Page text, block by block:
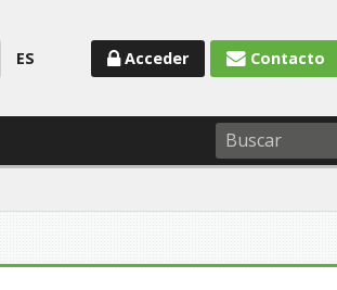
ES Contacto
Acceder